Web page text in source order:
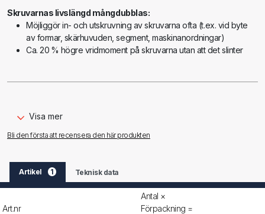
Skruvarnas livslängd mångdubblas:
Möjliggör in- och utskruvning av skruvarna ofta (t.ex. vid byte
av formar, skärhuvuden, segment, maskinanordningar)
Ca. 20 % högre vridmoment på skruvarna utan att det slinter
Art.nr. 4154 15: Hex-Plus vinkelskruvmejsel 1,5 FÖRCH 5*
Art.nr. 4154 25: Hex-Plus vinkelskruvmejsel 2,5 FÖRCH 5*
Art.nr. 4154 40: Hex-Plus vinkelskruvmejsel 4,0 FÖRCH 5*
Art.nr. 4154 50: Hex-Plus vinkelskruvmejsel 5,0 FÖRCH 5*
Art.nr. 4154 60: Hex-Plus vinkelskruvmejsel 6,0 FÖRCH 5*
Art.nr. 4154 70: Hex-Plus vinkelskruvmejsel 7,0 FÖRCH 5*
Visa mer
Bli den första att recensera den här produkten
Artikel 1 Teknisk data
Art.nr
Antal ×
Förpackning =